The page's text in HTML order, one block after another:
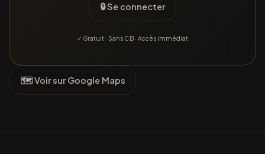
🔒 Se connecter
✓ Gratuit · Sans CB · Accès immédiat
🗺 Voir sur Google Maps